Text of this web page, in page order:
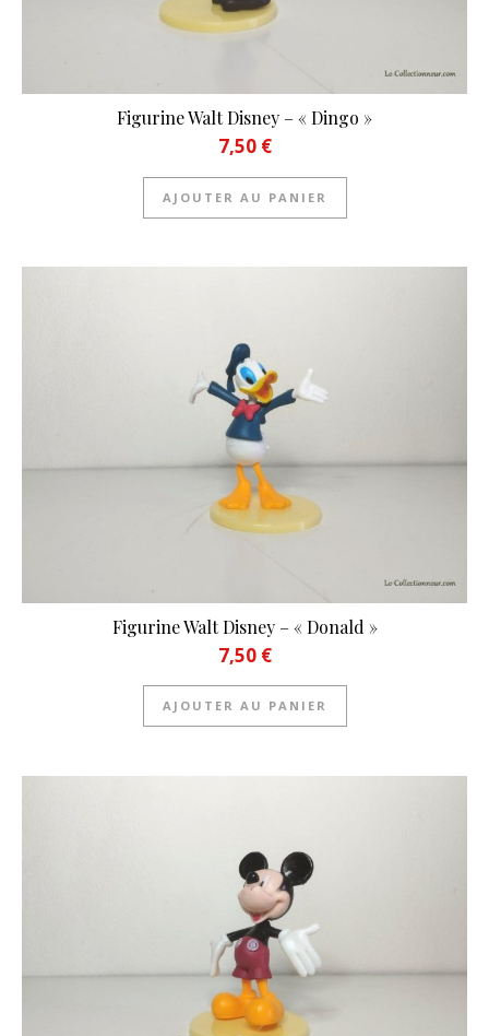
Figurine Walt Disney – « Dingo »
7,50 €
AJOUTER AU PANIER
Figurine Walt Disney – « Donald »
7,50 €
AJOUTER AU PANIER